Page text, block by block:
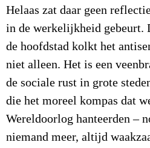
Helaas zat daar geen
in de werkelijkheid gebeurt.
de hoofdstad kolkt het
niet alleen. Het is een
de sociale rust in grote
die het moreel kompas dat
Wereldoorlog hanteerden –
niemand meer, altijd